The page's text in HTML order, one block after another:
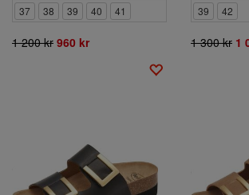
37 38 39 40 41
1 200 kr 960 kr
39 42
1 300 kr 1